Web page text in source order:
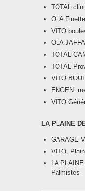
TOTAL
OLA Finette
VITO
OLA
TOTAL
TOTAL
VITO
ENGEN
VITO
LA PLAINE
GARAGE
VITO,
LA
Palmistes